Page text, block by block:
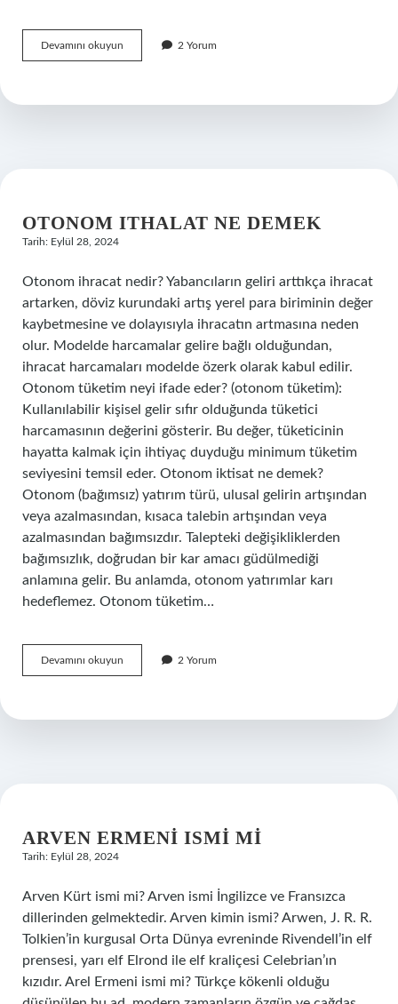
Devamını okuyun
Ege
2 Yorum
OTONOM ITHALAT NE DEMEK
Tarih: Eylül 28, 2024
Otonom ihracat nedir? Yabancıların geliri arttıkça ihracat
artarken, döviz kurundaki artış yerel para biriminin değer
kaybetmesine ve dolayısıyla ihracatın artmasına neden
olur. Modelde harcamalar gelire bağlı olduğundan,
ihracat harcamaları modelde özerk olarak kabul edilir.
Otonom tüketim neyi ifade eder? (otonom tüketim):
Kullanılabilir kişisel gelir sıfır olduğunda tüketici
harcamasının değerini gösterir. Bu değer, tüketicinin
hayatta kalmak için ihtiyaç duyduğu minimum tüketim
seviyesini temsil eder. Otonom iktisat ne demek?
Otonom (bağımsız) yatırım türü, ulusal gelirin artışından
veya azalmasından, kısaca talebin artışından veya
azalmasından bağımsızdır. Talepteki değişikliklerden
bağımsızlık, doğrudan bir kar amacı güdülmediği
anlamına gelir. Bu anlamda, otonom yatırımlar karı
hedeflemez. Otonom tüketim…
Devamını okuyun Otonom
Ithalat
2 Yorum
ARVEN ERMENI ISMI MI
Tarih: Eylül 28, 2024
Arven Kürt ismi mi? Arven ismi İngilizce ve Fransızca
dillerinden gelmektedir. Arven kimin ismi? Arwen, J. R. R.
Tolkien’in kurgusal Orta Dünya evreninde Rivendell’in elf
prensesi, yarı elf Elrond ile elf kraliçesi Celebrian’ın
kızıdır. Arel Ermeni ismi mi? Türkçe kökenli olduğu